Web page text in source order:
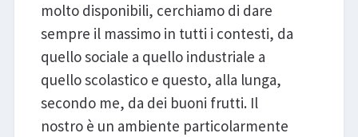
molto disponibili, cerchiamo di dare
sempre il massimo in tutti i contesti, da
quello sociale a quello industriale a
quello scolastico e questo, alla lunga,
secondo me, da dei buoni frutti. Il
nostro è un ambiente particolarmente